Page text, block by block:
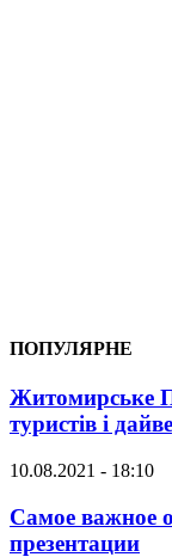
ПОПУЛЯРНЕ
Житомирське
туристів і
10.08.2021 - 18:10
Самое важное
презентации